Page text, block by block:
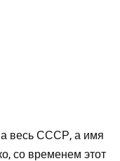
весь СССР, а имя
со временем этот